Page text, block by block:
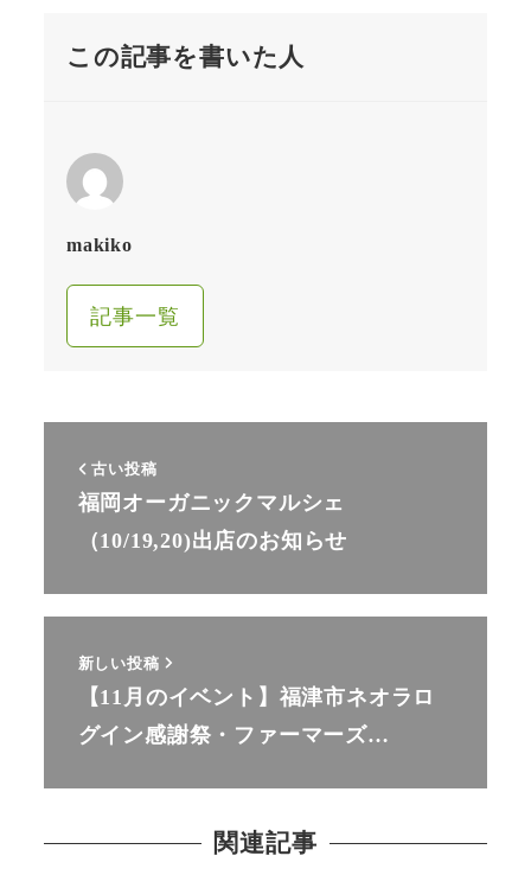
この記事を書いた人
makiko
記事一覧
古い投稿
福岡オーガニックマルシェ
（10/19,20)出店のお知らせ
新しい投稿
【11月のイベント】福津市ネオラロ
グイン感謝祭・ファーマーズ…
関連記事